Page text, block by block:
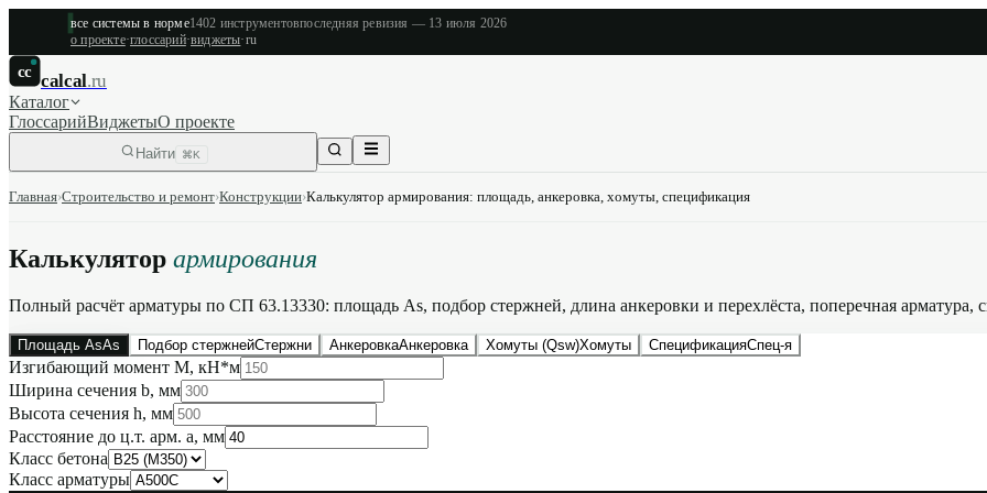
все системы в норме1402 инструментовпоследняя ревизия — 13 июля 2026
о проекте·глоссарий·виджеты·ru
cc calcal.ru
Каталог
ГлоссарийВиджетыО проекте
Найти ⌘K
Главная›Строительство и ремонт›Конструкции›Калькулятор армирования: площадь, анкеровка, хомуты, спецификация
Калькулятор армирования
Полный расчёт арматуры по СП 63.13330: площадь As, подбор стержней, длина анкеровки и перехлёста, поперечная арматура,
Площадь AsAs Подбор стержнейСтержни АнкеровкаАнкеровка Хомуты (Qsw)Хомуты СпецификацияСпец-я
Изгибающий момент M, кН*м
Ширина сечения b, мм
Высота сечения h, мм
Расстояние до ц.т. арм. a, мм
Класс бетона
Класс арматуры